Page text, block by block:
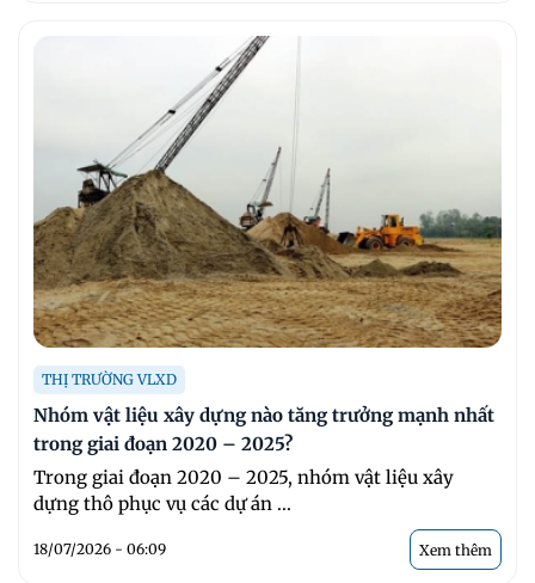
THỊ TRƯỜNG VLXD
Nhóm vật liệu xây dựng nào tăng trưởng mạnh nhất
trong giai đoạn 2020 – 2025?
Trong giai đoạn 2020 – 2025, nhóm vật liệu xây
dựng thô phục vụ các dự án ...
18/07/2026 - 06:09 Xem thêm